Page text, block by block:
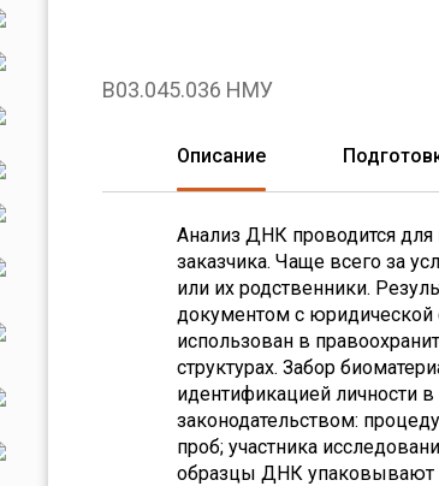
B03.045.036 НМУ
Описание
Анализ ДНК проводится для
заказчика. Чаще всего за
или их родственники.
документом с
использован в
структурах. Забор
идентификацией личности
законодательством:
проб; участника
образцы ДНК упаковывают